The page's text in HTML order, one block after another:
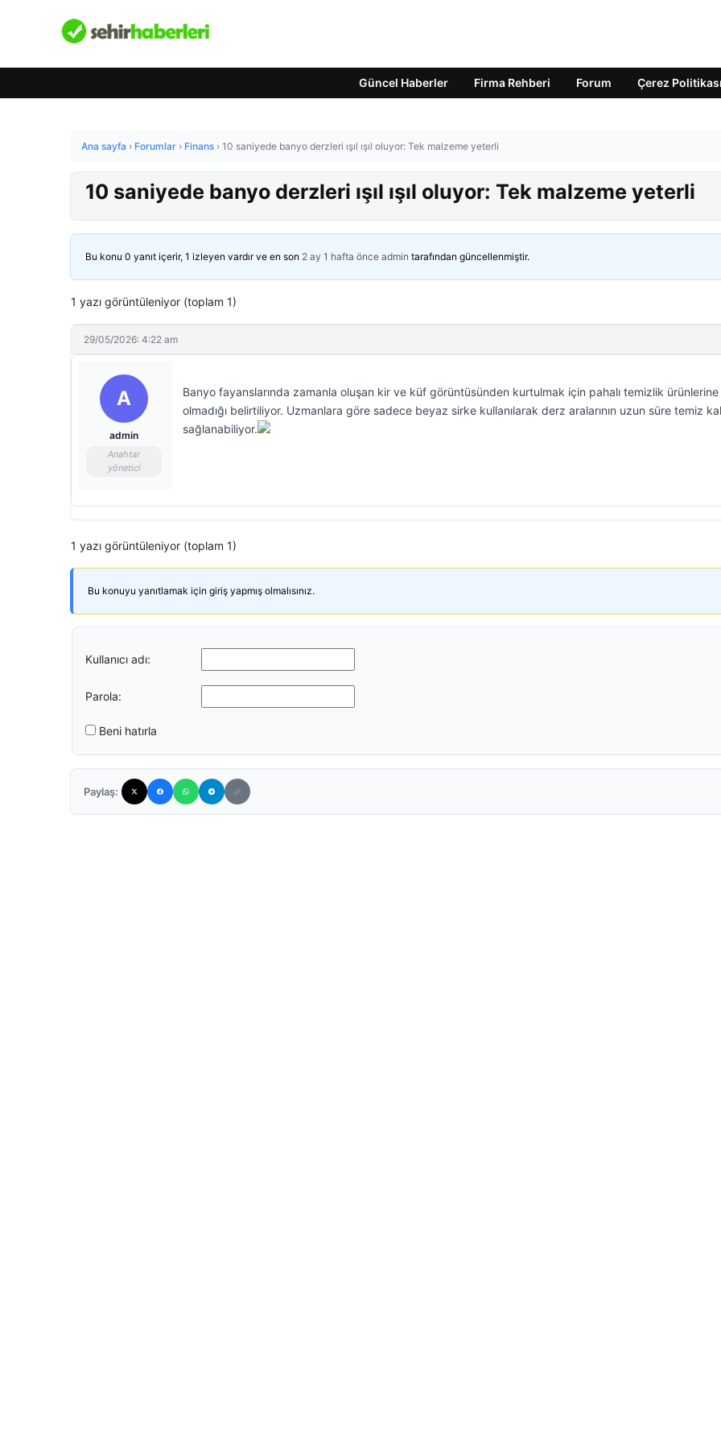
Güncel Haberler Firma Rehberi Forum Çerez Politikası
Ana sayfa › Forumlar › Finans › 10 saniyede banyo derzleri ışıl ışıl oluyor: Tek malzeme yeterli
10 saniyede banyo derzleri ışıl ışıl oluyor: Tek malzeme yeterli
Bu konu 0 yanıt içerir, 1 izleyen vardır ve en son 2 ay 1 hafta önce admin tarafından güncellenmiştir.
1 yazı görüntüleniyor (toplam 1)
29/05/2026: 4:22 am
A
admin
Anahtar
yönetici
Banyo fayanslarında zamanla oluşan kir ve küf görüntüsünden kurtulmak için pahalı temizlik
olmadığı belirtiliyor. Uzmanlara göre sadece beyaz sirke kullanılarak derz aralarının uzun süre temiz
sağlanabiliyor.
1 yazı görüntüleniyor (toplam 1)
Bu konuyu yanıtlamak için giriş yapmış olmalısınız.
Kullanıcı adı:
Parola:
Beni hatırla
Paylaş: